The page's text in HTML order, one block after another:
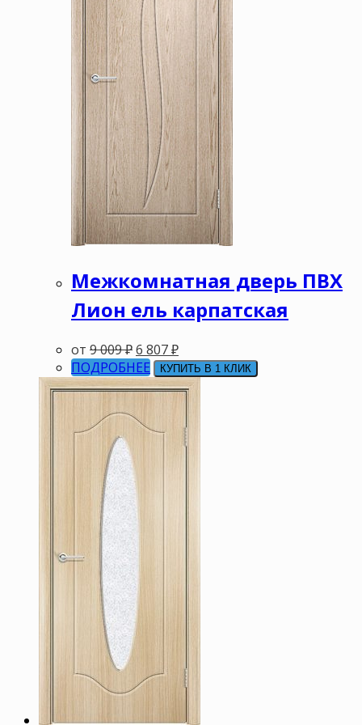
Межкомнатная дверь ПВХ
Лион ель карпатская
от 9 009₽6 807₽
ПОДРОБНЕЕ
КУПИТЬ В 1 КЛИК